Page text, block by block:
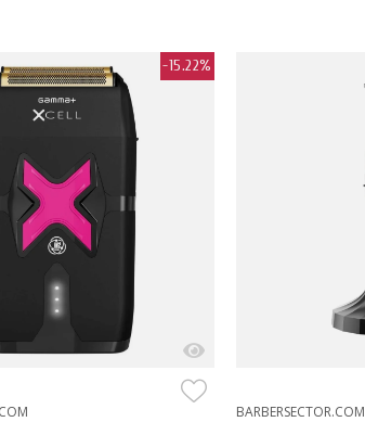
-15.22%
BARBERSECTOR.COM